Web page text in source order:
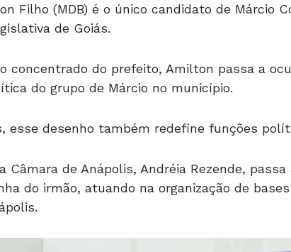
Filho (MDB) é o único candidato de Márcio
de Goiás.
concentrado do prefeito, Amilton passa a
do grupo de Márcio no município.
esse desenho também redefine funções
Câmara de Anápolis, Andréia Rezende,
do irmão, atuando na organização de